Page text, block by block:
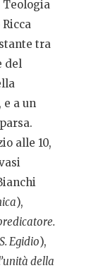
Teologia
tra
del
e a un
alle 10,
),
Egidio),
della